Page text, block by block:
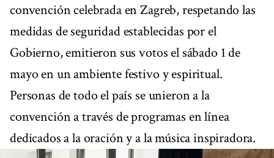
convención celebrada en Zagreb, respetando las
medidas de seguridad establecidas por el
Gobierno, emitieron sus votos el sábado 1 de
mayo en un ambiente festivo y espiritual.
Personas de todo el país se unieron a la
convención a través de programas en línea
dedicados a la oración y a la música inspiradora.